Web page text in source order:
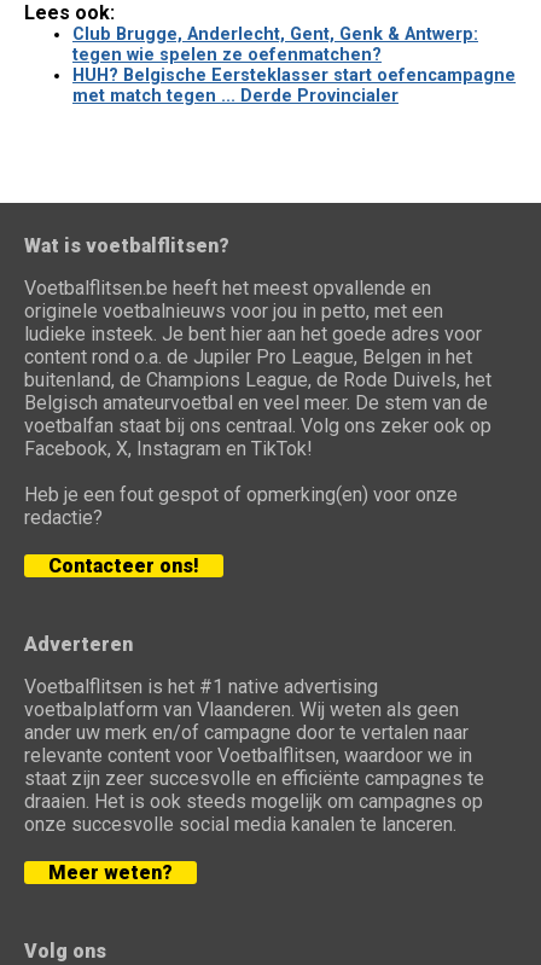
Lees ook:
Club Brugge, Anderlecht, Gent, Genk & Antwerp:
tegen wie spelen ze oefenmatchen?
HUH? Belgische Eersteklasser start oefencampagne
met match tegen ... Derde Provincialer
Wat is voetbalflitsen?
Voetbalflitsen.be heeft het meest opvallende en
originele voetbalnieuws voor jou in petto, met een
ludieke insteek. Je bent hier aan het goede adres voor
content rond o.a. de Jupiler Pro League, Belgen in het
buitenland, de Champions League, de Rode Duivels, het
Belgisch amateurvoetbal en veel meer. De stem van de
voetbalfan staat bij ons centraal. Volg ons zeker ook op
Facebook, X, Instagram en TikTok!
Heb je een fout gespot of opmerking(en) voor onze
redactie?
Contacteer ons!
Adverteren
Voetbalflitsen is het #1 native advertising
voetbalplatform van Vlaanderen. Wij weten als geen
ander uw merk en/of campagne door te vertalen naar
relevante content voor Voetbalflitsen, waardoor we in
staat zijn zeer succesvolle en efficiënte campagnes te
draaien. Het is ook steeds mogelijk om campagnes op
onze succesvolle social media kanalen te lanceren.
Meer weten?
Volg ons